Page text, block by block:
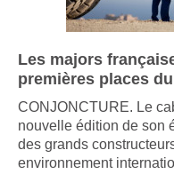
Les majors
premières places
CONJONCTURE. Le
nouvelle édition de son
des grands
environnement